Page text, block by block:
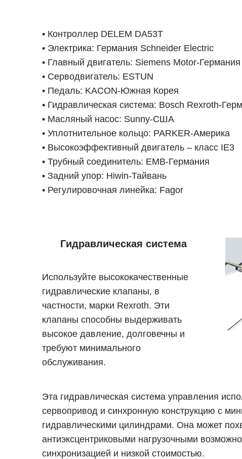
иной
сокая
• Контроллер DELEM DA53T
• Электрика: Германия Schneider Electric
• Главный двигатель: Siemens Motor-Германия
• Серводвигатель: ESTUN
• Педаль: KACON-Южная Корея
• Гидравлическая система: Bosch Rexroth-
• Масляный насос: Sunny-США
• Уплотнительное кольцо: PARKER-Америка
• Высокоэффективный двигатель – класс IE3
• Трубный соединитель: EMB-Германия
• Задний упор: Hiwin-Тайвань
• Регулировочная линейка: Fagor
Гидравлическая система
Используйте высококачественные
гидравлические клапаны, в
частности, марки Rexroth. Эти
клапаны способны выдерживать
высокое давление, долговечны и
требуют минимального
обслуживания.
Эта гидравлическая система управления
сервопривод и синхронную конструкцию с
гидравлическими цилиндрами. Она может
антиэксцентриковыми нагрузочными
синхронизацией и низкой стоимостью.